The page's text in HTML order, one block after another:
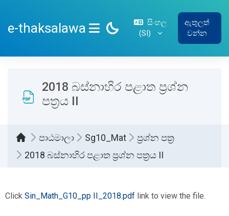
e-thaksalawa
SIDE PANEL
සිංහල
‎(SI)‎
ඇතුලත්
වන්න
2018 බස්නාහිර පළාත ප්‍රශ්න
පත්‍රය II
පාඨමාලා Sg10_Mat
ප්‍රශ්න පත්‍ර
2018 බස්නාහිර පළාත ප්‍රශ්න පත්‍රය II
Click Sin_Math_G10_pp II_2018.pdf link to view the file.